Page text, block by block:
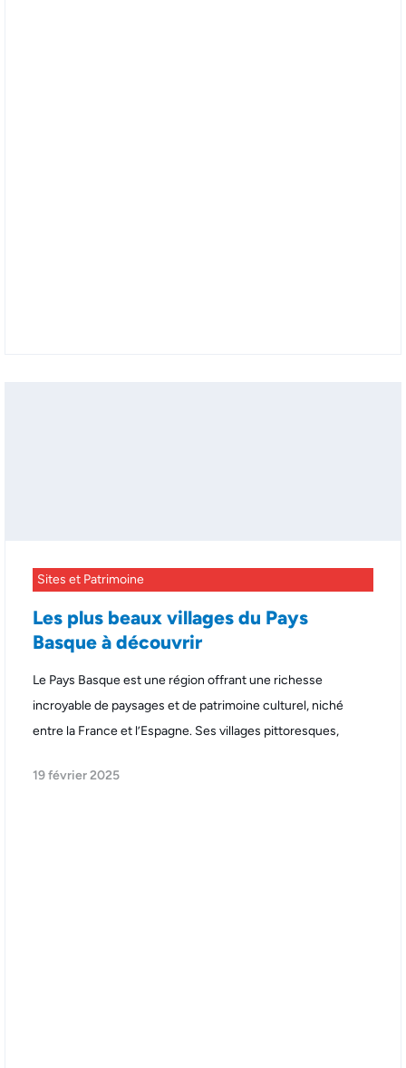
Sites et Patrimoine
Les plus beaux villages du Pays
Basque à découvrir
Le Pays Basque est une région offrant une richesse
incroyable de paysages et de patrimoine culturel, niché
entre la France et l’Espagne. Ses villages pittoresques,
19 février 2025